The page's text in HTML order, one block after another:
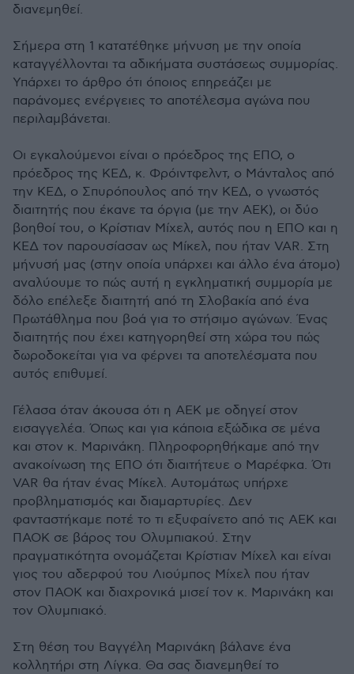
διανεμηθεί.
Σήμερα στη 1 κατατέθηκε μήνυση με την οποία
καταγγέλλονται τα αδικήματα συστάσεως συμμορίας.
Υπάρχει το άρθρο ότι όποιος επηρεάζει με
παράνομες ενέργειες το αποτέλεσμα αγώνα που
περιλαμβάνεται.
Οι εγκαλούμενοι είναι ο πρόεδρος της ΕΠΟ, ο
πρόεδρος της ΚΕΔ, κ. Φρόιντφελντ, ο Μάνταλος από
την ΚΕΔ, ο Σπυρόπουλος από την ΚΕΔ, ο γνωστός
διαιτητής που έκανε τα όργια (με την ΑΕΚ), οι δύο
βοηθοί του, ο Κρίστιαν Μίχελ, αυτός που η ΕΠΟ και η
ΚΕΔ τον παρουσίασαν ως Μίκελ, που ήταν VAR. Στη
μήνυσή μας (στην οποία υπάρχει και άλλο ένα άτομο)
αναλύουμε το πώς αυτή η εγκληματική συμμορία με
δόλο επέλεξε διαιτητή από τη Σλοβακία από ένα
Πρωτάθλημα που βοά για το στήσιμο αγώνων. Ένας
διαιτητής που έχει κατηγορηθεί στη χώρα του πώς
δωροδοκείται για να φέρνει τα αποτελέσματα που
αυτός επιθυμεί.
Γέλασα όταν άκουσα ότι η ΑΕΚ με οδηγεί στον
εισαγγελέα. Όπως και για κάποια εξώδικα σε μένα
και στον κ. Μαρινάκη. Πληροφορηθήκαμε από την
ανακοίνωση της ΕΠΟ ότι διαιτήτευε ο Μαρέφκα. Ότι
VAR θα ήταν ένας Μίκελ. Αυτομάτως υπήρχε
προβληματισμός και διαμαρτυρίες. Δεν
φανταστήκαμε ποτέ το τι εξυφαίνετο από τις ΑΕΚ και
ΠΑΟΚ σε βάρος του Ολυμπιακού. Στην
πραγματικότητα ονομάζεται Κρίστιαν Μίχελ και είναι
γιος του αδερφού του Λιούμπος Μίχελ που ήταν
στον ΠΑΟΚ και διαχρονικά μισεί τον κ. Μαρινάκη και
τον Ολυμπιακό.
Στη θέση του Βαγγέλη Μαρινάκη βάλανε ένα
κολλητήρι στη Λίγκα. Θα σας διανεμηθεί το